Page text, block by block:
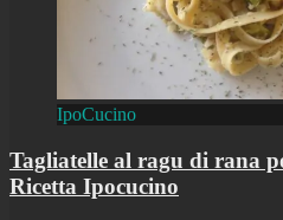
IpoCucino
Tagliatelle al ragu di rana
Ricetta Ipocucino